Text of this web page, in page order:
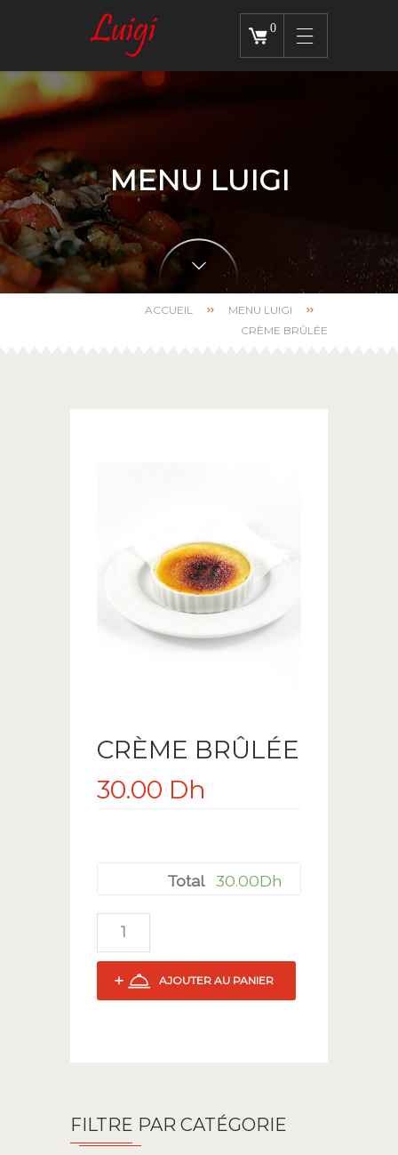
0
MENU LUIGI
ACCUEIL
MENU LUIGI
CRÈME BRÛLÉE
CRÈME BRÛLÉE
30.00 Dh
Total 30.00Dh
AJOUTER AU PANIER
FILTRE PAR CATÉGORIE